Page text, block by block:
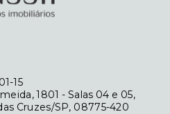
15
1801 - Salas 04 e 05,
Cruzes/SP, 08775-420